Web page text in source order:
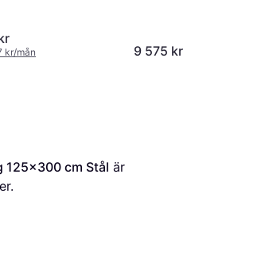
kr/mån 9 575 kr
125x300 cm Stål